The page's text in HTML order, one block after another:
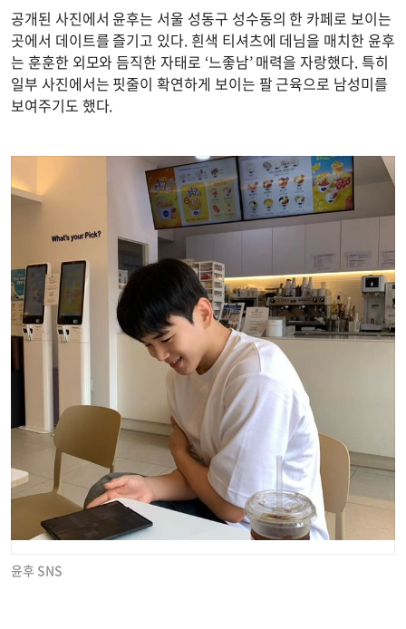
공개된 사진에서 윤후는 서울 성동구 성수동의 한 카페로 보이는
곳에서 데이트를 즐기고 있다. 흰색 티셔츠에 데님을 매치한 윤후
는 훈훈한 외모와 듬직한 자태로 ‘느좋남’ 매력을 자랑했다. 특히
일부 사진에서는 핏줄이 확연하게 보이는 팔 근육으로 남성미를
보여주기도 했다.
윤후 SNS